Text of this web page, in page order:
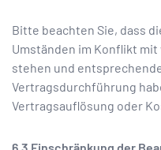
Bitte beachten Sie, dass
Umständen im Konflikt
stehen und
Vertragsdurchführung
Vertragsauflösung oder